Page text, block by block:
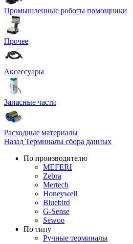
Промышленные роботы помощники
Прочее
Аксессуары
Запасные части
Расходные материалы
Назад Терминалы сбора данных
По производителю
MEFERI
Zebra
Mertech
Honeywell
Bluebird
G-Sense
Sewoo
По типу
Ручные терминалы